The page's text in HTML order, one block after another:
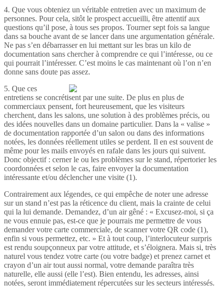
4. Que vous obteniez un véritable entretien avec un maximum de
personnes. Pour cela, sitôt le prospect accueilli, être attentif aux
questions qu’il pose, à tous ses propos. Tourner sept fois sa langue
dans sa bouche avant de se lancer dans une argumentation générale.
Ne pas s’en débarrasser en lui mettant sur les bras un kilo de
documentation sans chercher à comprendre ce qui l’intéresse, ou ce
qui pourrait l’intéresser. C’est moins le cas maintenant où l’on n’en
donne sans doute pas assez.
5. Que ces
entretiens se concrétisent par une suite. De plus en plus de
commerciaux pensent, fort heureusement, que les visiteurs
cherchent, dans les salons, une solution à des problèmes précis, ou
des idées nouvelles dans un domaine particulier. Dans la « valise »
de documentation rapportée d’un salon ou dans des informations
notées, les données réellement utiles se perdent. Il en est souvent de
même pour les mails envoyés en rafale dans les jours qui suivent.
Donc objectif : cerner le ou les problèmes sur le stand, répertorier les
coordonnées et selon le cas, faire envoyer la documentation
intéressante et/ou déclencher une visite (1).
Contrairement aux légendes, ce qui empêche de noter une adresse
sur un stand n’est pas la réticence du client, mais la crainte de celui
qui la lui demande. Demandez, d’un air gêné : « Excusez-moi, si ça
ne vous ennuie pas, est-ce que je pourrais me permettre de vous
demander votre carte commerciale, de scanner votre QR code (1),
enfin si vous permettez, etc. » Et à tout coup, l’interlocuteur surpris
est rendu soupçonneux par votre attitude, et s’éloignera. Mais si, très
naturel vous tendez votre carte (ou votre badge) et prenez carnet et
crayon d’un air tout aussi normal, votre demande paraîtra très
naturelle, elle aussi (elle l’est). Bien entendu, les adresses, ainsi
notées, seront immédiatement répercutées sur les secteurs intéressés.